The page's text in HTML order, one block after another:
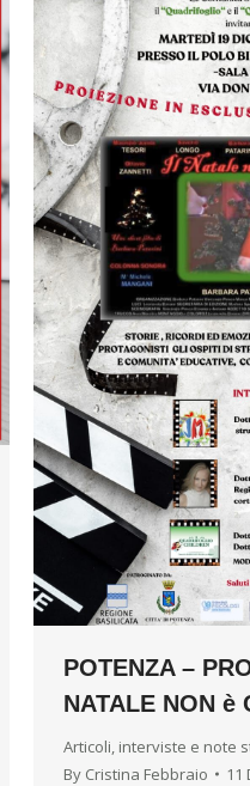
POTENZA –
NATALE NON è
Articoli, interviste e note
By Cristina Febbraio 11